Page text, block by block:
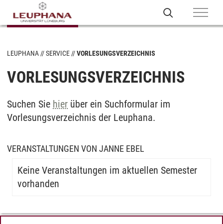
LEUPHANA SERVICE VORLESUNGSVERZEICHNIS
VORLESUNGSVERZEICHNIS
Suchen Sie hier über ein Suchformular im
Vorlesungsverzeichnis der Leuphana.
VERANSTALTUNGEN VON JANNE EBEL
Keine Veranstaltungen im aktuellen Semester
vorhanden